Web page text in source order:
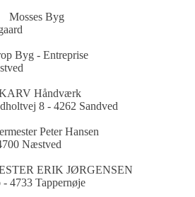
Mosses Byg
Byg - Entreprise
Håndværk
8 - 4262 Sandved
Peter Hansen
Næstved
ERIK JØRGENSEN
4733 Tappernøje